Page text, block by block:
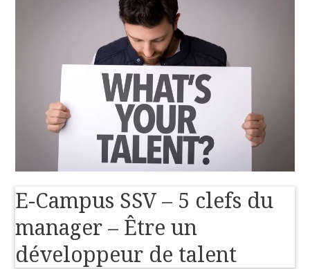
E-Campus SSV – 5 clefs du
manager – Être un
développeur de talent